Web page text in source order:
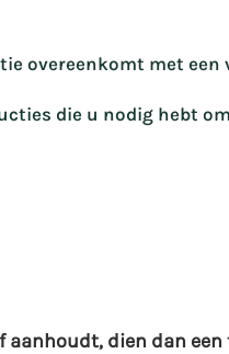
overeenkomt met een
die u nodig hebt
aanhoudt, dien dan